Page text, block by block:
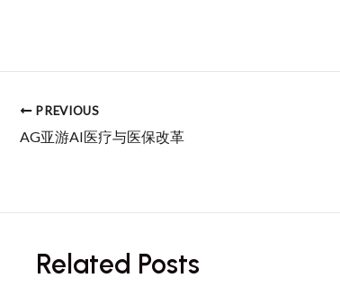
PREVIOUS
AG亚游AI医疗与医保改革
Related Posts